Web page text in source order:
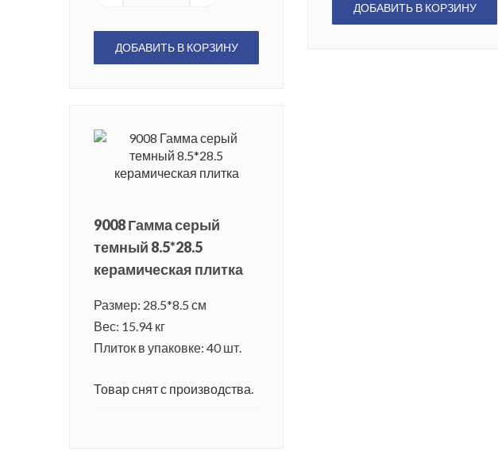
ДОБАВИТЬ В КОРЗИНУ
ДОБАВИТЬ В КОРЗИНУ
9008 Гамма серый
темный 8.5*28.5
керамическая плитка
Размер: 28.5*8.5 см
Вес: 15.94 кг
Плиток в упаковке: 40 шт.
Товар снят с производства.